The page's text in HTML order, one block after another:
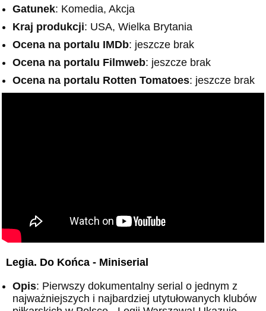
Gatunek: Komedia, Akcja
Kraj produkcji: USA, Wielka Brytania
Ocena na portalu IMDb: jeszcze brak
Ocena na portalu Filmweb: jeszcze brak
Ocena na portalu Rotten Tomatoes: jeszcze brak
Legia. Do Końca - Miniserial
Opis: Pierwszy dokumentalny serial o jednym z
najważniejszych i najbardziej utytułowanych klubów